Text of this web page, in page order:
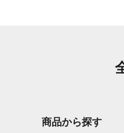
商品から探す